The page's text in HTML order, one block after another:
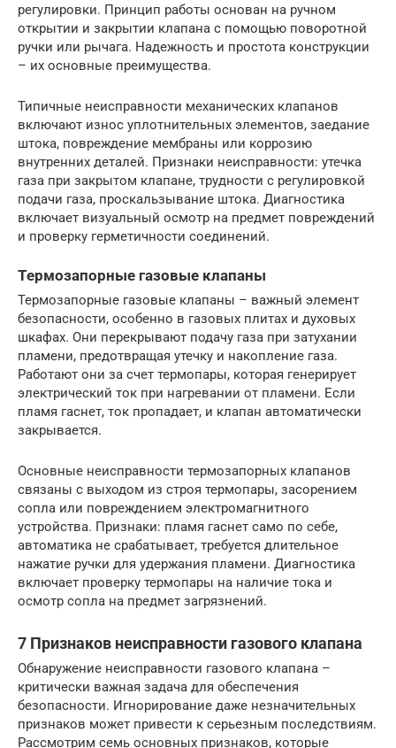
регулировки. Принцип работы основан на ручном
открытии и закрытии клапана с помощью поворотной
ручки или рычага. Надежность и простота конструкции
– их основные преимущества.
Типичные неисправности механических клапанов
включают износ уплотнительных элементов, заедание
штока, повреждение мембраны или коррозию
внутренних деталей. Признаки неисправности: утечка
газа при закрытом клапане, трудности с регулировкой
подачи газа, проскальзывание штока. Диагностика
включает визуальный осмотр на предмет повреждений
и проверку герметичности соединений.
Термозапорные газовые клапаны
Термозапорные газовые клапаны – важный элемент
безопасности, особенно в газовых плитах и духовых
шкафах. Они перекрывают подачу газа при затухании
пламени, предотвращая утечку и накопление газа.
Работают они за счет термопары, которая генерирует
электрический ток при нагревании от пламени. Если
пламя гаснет, ток пропадает, и клапан автоматически
закрывается.
Основные неисправности термозапорных клапанов
связаны с выходом из строя термопары, засорением
сопла или повреждением электромагнитного
устройства. Признаки: пламя гаснет само по себе,
автоматика не срабатывает, требуется длительное
нажатие ручки для удержания пламени. Диагностика
включает проверку термопары на наличие тока и
осмотр сопла на предмет загрязнений.
7 Признаков неисправности газового клапана
Обнаружение неисправности газового клапана –
критически важная задача для обеспечения
безопасности. Игнорирование даже незначительных
признаков может привести к серьезным последствиям.
Рассмотрим семь основных признаков, которые